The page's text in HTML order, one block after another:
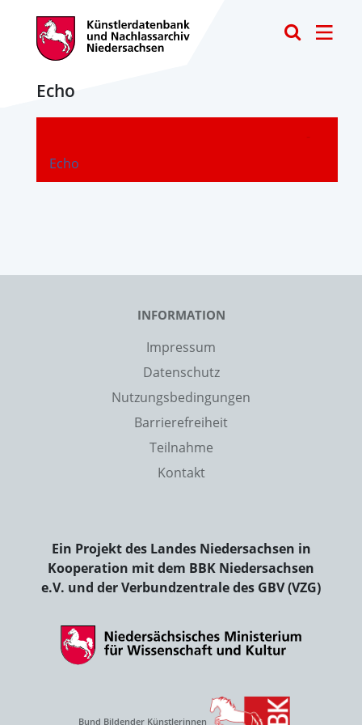
Echo
Echo
-
INFORMATION
Impressum
Datenschutz
Nutzungsbedingungen
Barrierefreiheit
Teilnahme
Kontakt
Ein Projekt des Landes Niedersachsen in
Kooperation mit dem BBK Niedersachsen
e.V. und der Verbundzentrale des GBV (VZG)
Bund Bildender Künstlerinnen